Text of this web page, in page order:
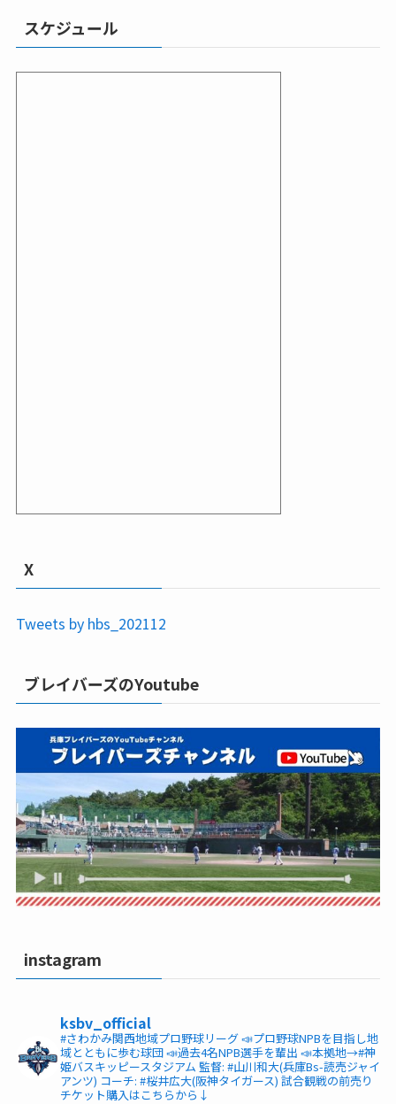
スケジュール
X
Tweets by hbs_202112
ブレイバーズのYoutube
instagram
ksbv_official
#さわかみ関西地域プロ野球リーグ📣プロ野球NPBを目指し地
域とともに歩む球団📣過去4名NPB選手を輩出 📣本拠地→#神
姫バスキッピースタジアム 監督: #山川和大(兵庫Bs-読売ジャイ
アンツ) コーチ: #桜井広大(阪神タイガース) 試合観戦の前売り
チケット購入はこちらから↓